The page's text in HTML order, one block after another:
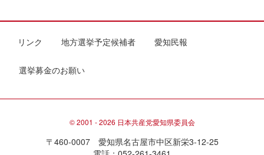
リンク 地方選挙予定候補者 愛知民報
選挙募金のお願い
© 2001 - 2026 日本共産党愛知県委員会
〒460-0007 愛知県名古屋市中区新栄3-12-25